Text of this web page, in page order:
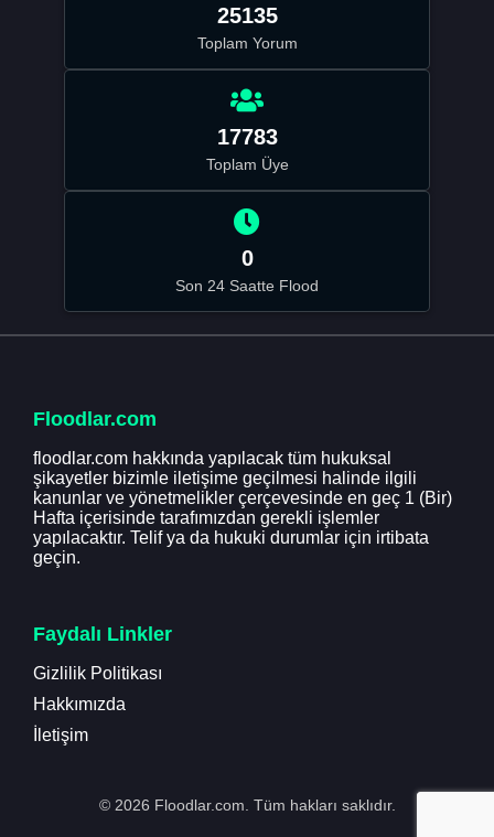
25135
Toplam Yorum
17783
Toplam Üye
0
Son 24 Saatte Flood
Floodlar.com
floodlar.com hakkında yapılacak tüm hukuksal
şikayetler bizimle iletişime geçilmesi halinde ilgili
kanunlar ve yönetmelikler çerçevesinde en geç 1 (Bir)
Hafta içerisinde tarafımızdan gerekli işlemler
yapılacaktır. Telif ya da hukuki durumlar için irtibata
geçin.
Faydalı Linkler
Gizlilik Politikası
Hakkımızda
İletişim
© 2026 Floodlar.com. Tüm hakları saklıdır.